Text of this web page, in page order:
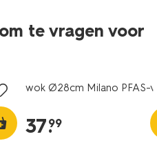
te vragen voor
wok Ø28cm Milano PFAS-
37.
99